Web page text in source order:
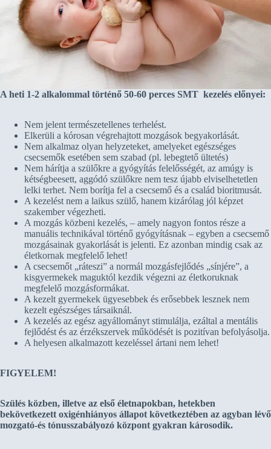
A heti 1-2 alkalommal történő 50-60 perces SMT kezelés előnyei:
Nem jelent természetellenes terhelést.
Elkerüli a kórosan végrehajtott mozgások begyakorlását.
Nem alkalmaz olyan helyzeteket, amelyeket egészséges
csecsemők esetében sem szabad (pl. lebegtető ültetés)
Nem hárítja a szülőkre a gyógyítás felelősségét, az amúgy is
kétségbeesett, aggódó szülőkre nem tesz újabb elviselhetetlen
lelki terhet. Nem borítja fel a csecsemő és a család bioritmusát.
A kezelést nem a laikus szülő, hanem kizárólag jól képzet
szakember végezheti.
A mozgás közbeni kezelés, – amely nagyon fontos része a
manuális technikával történő gyógyításnak – egyben a csecsemő
mozgásainak gyakorlását is jelenti. Ez azonban mindig csak az
életkornak megfelelő lehet!
A csecsemőt „ráteszi” a normál mozgásfejlődés „sínjére”, a
kisgyermekek maguktól kezdik végezni az életkoruknak
megfelelő mozgásformákat.
A kezelt gyermekek ügyesebbek és erősebbek lesznek nem
kezelt egészséges társaiknál.
A kezelés az egész agyállományt stimulálja, ezáltal a mentális
fejlődést és az érzékszervek működését is pozitívan befolyásolja.
A helyesen alkalmazott kezeléssel ártani nem lehet!
FIGYELEM!
Szülés közben, illetve az első életnapokban, hetekben
bekövetkezett oxigénhiányos állapot következtében az agyban lévő
mozgató-és tónusszabályozó központ gyakran károsodik.